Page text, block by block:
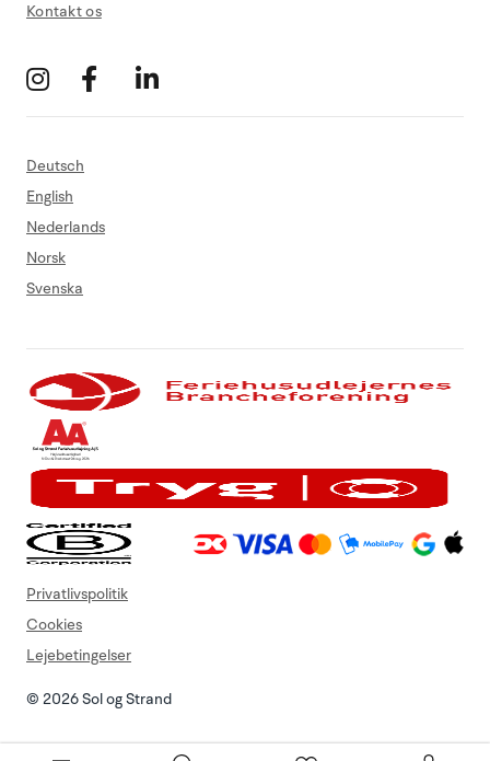
Kontakt os
Deutsch
English
Nederlands
Norsk
Svenska
© 2026 Sol og Strand
Privatlivspolitik
Cookies
Lejebetingelser